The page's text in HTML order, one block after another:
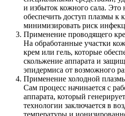
и избыток кожного сала. Это
обеспечить доступ плазмы к
минимизировать риск
Применение проводящего
На обработанные участки
крем или гель, которые
скольжение аппарата и
эпидермиса от возможного
Применение холодной
Сам процесс начинается с
аппарата, который
технологии заключается в